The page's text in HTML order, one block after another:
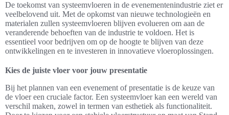
De toekomst van systeemvloeren in de evenementenindustrie ziet er
veelbelovend uit. Met de opkomst van nieuwe technologieën en
materialen zullen systeemvloeren blijven evolueren om aan de
veranderende behoeften van de industrie te voldoen. Het is
essentieel voor bedrijven om op de hoogte te blijven van deze
ontwikkelingen en te investeren in innovatieve vloeroplossingen.
Kies de juiste vloer voor jouw presentatie
Bij het plannen van een evenement of presentatie is de keuze van
de vloer een cruciale factor. Een systeemvloer kan een wereld van
verschil maken, zowel in termen van esthetiek als functionaliteit.